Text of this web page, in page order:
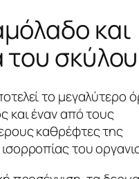
και
σκύλου
το μεγαλύτερο
και έναν από τους
καθρέφτες της
του